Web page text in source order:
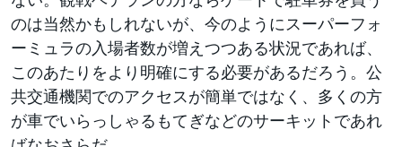
のは当然かもしれないが、今のようにスーパーフォ
ーミュラの入場者数が増えつつある状況であれば、
このあたりをより明確にする必要があるだろう。公
共交通機関でのアクセスが簡単ではなく、多くの方
が車でいらっしゃるもてぎなどのサーキットであれ